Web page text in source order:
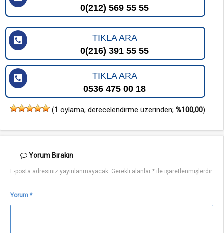
0(212) 569 55 55
TIKLA ARA
0(216) 391 55 55
TIKLA ARA
0536 475 00 18
(1 oylama, derecelendirme üzerinden; %100,00)
Yorum Bırakın
E-posta adresiniz yayınlanmayacak. Gerekli alanlar * ile işaretlenmişlerdir
Yorum *